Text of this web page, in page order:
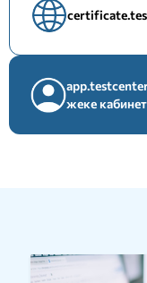
жеке